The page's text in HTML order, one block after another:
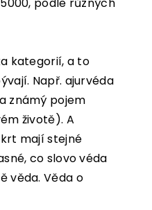
kategorií, a to
Např. ajurvéda
známý pojem
životě). A
mají stejné
co slovo véda
věda. Věda o